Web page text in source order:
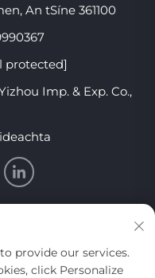
An tSíne 361100
protected]
Imp. & Exp. Co.,
a fháil
provide our services.
click Personalize